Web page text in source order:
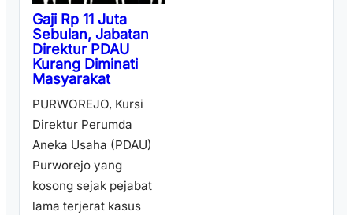
Gaji Rp 11 Juta
Sebulan, Jabatan
Direktur PDAU
Kurang Diminati
Masyarakat
PURWOREJO, Kursi
Direktur Perumda
Aneka Usaha (PDAU)
Purworejo yang
kosong sejak pejabat
lama terjerat kasus